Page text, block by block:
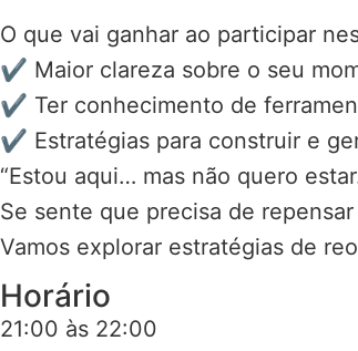
O que vai ganhar ao participar
✔ Maior clareza sobre o seu
✔ Ter conhecimento de
✔ Estratégias para construir e
“Estou aqui… mas não quero
Se sente que precisa de
Vamos explorar estratégias de
Horário
21:00 às 22:00